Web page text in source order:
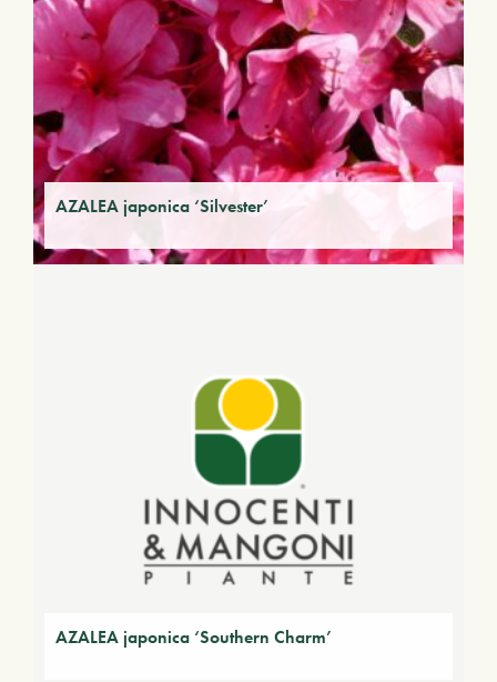
AZALEA japonica ‘Silvester’
AZALEA japonica ‘Southern Charm’